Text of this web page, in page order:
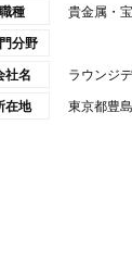
職種 貴金属・
分野
社名 ラウンジ
在地 東京都豊